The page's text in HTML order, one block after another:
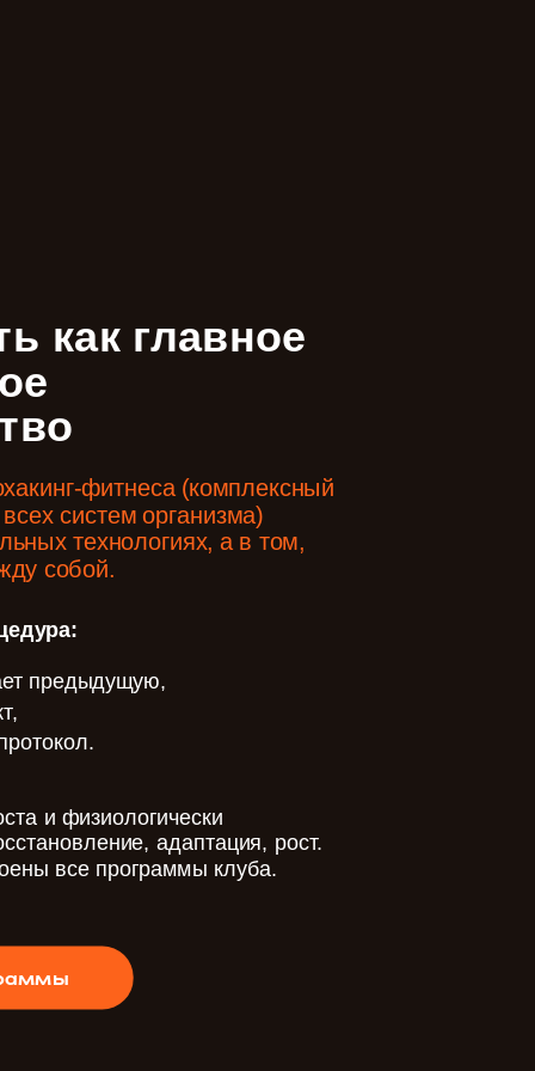
как главное
фитнеса (комплексный
систем организма)
технологиях, а в том,
собой.
предыдущую,
и физиологически
адаптация, рост.
все программы клуба.